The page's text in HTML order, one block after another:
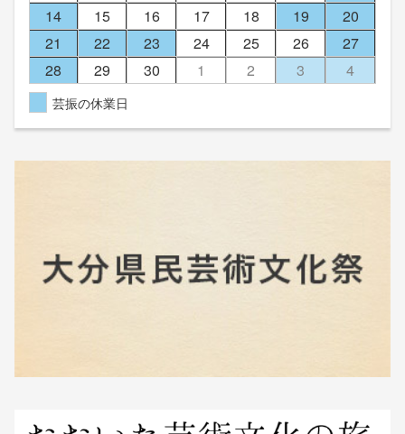
14
15 16 17 18 19
20
21
22 23 24 25 26
27
28
29 30 1 2 3 4
芸振の休業日